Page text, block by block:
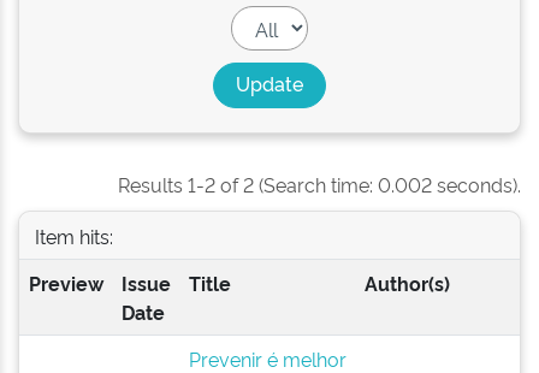
Results 1-2 of 2 (Search time: 0.002 seconds).
Item hits:
Preview
Issue
Date
Title Author(s)
Prevenir é melhor